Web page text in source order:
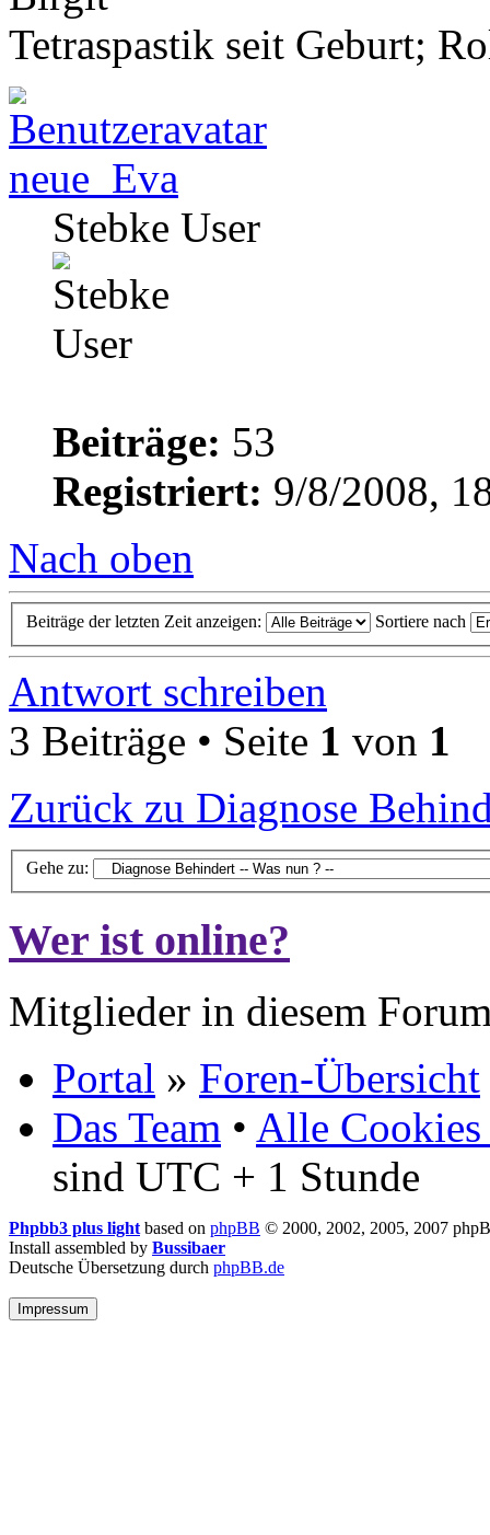
Tetraspastik seit Geburt;
neue_Eva
Stebke User
Beiträge: 53
Registriert: 9/8/2008,
Nach oben
Beiträge der letzten Zeit anzeigen: Sortiere nach
Antwort schreiben
3 Beiträge • Seite 1 von 1
Zurück zu Diagnose
Gehe zu:
Wer ist online?
Mitglieder in diesem
Portal » Foren-Übersicht
Das Team • Alle Cookies
sind UTC + 1 Stunde
Phpbb3 plus light based on phpBB © 2000, 2002, 2005, 2007
Install assembled by Bussibaer
Deutsche Übersetzung durch phpBB.de